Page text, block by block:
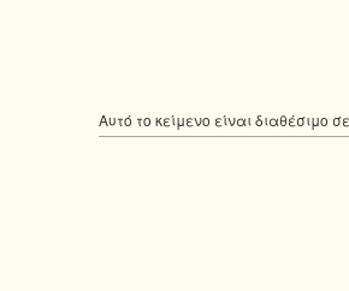
Αυτό το κείμενο είναι διαθέσιμο